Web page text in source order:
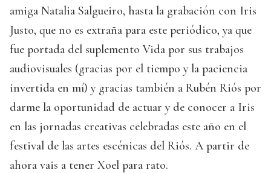
amiga Natalia Salgueiro, hasta la grabación con Iris
Justo, que no es extraña para este periódico, ya que
fue portada del suplemento Vida por sus trabajos
audiovisuales (gracias por el tiempo y la paciencia
invertida en mí) y gracias también a Rubén Riós por
darme la oportunidad de actuar y de conocer a Iris
en las jornadas creativas celebradas este año en el
festival de las artes escénicas del Riós. A partir de
ahora vais a tener Xoel para rato.